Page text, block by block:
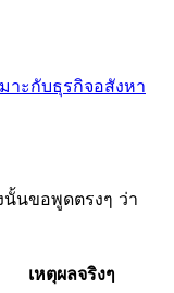
าะกับธุรกิจอสังหา
นั้นขอพูดตรงๆ ว่า
เหตุผลจริงๆ